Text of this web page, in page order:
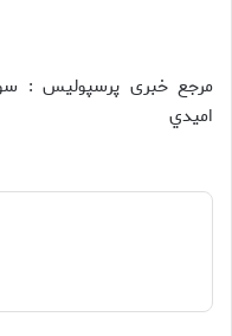
مرجع خبری پرسپولیس :
اميدي